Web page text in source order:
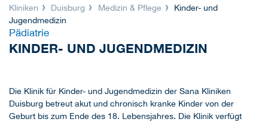
Kliniken Duisburg Medizin & Pflege
Kinder- und
Jugendmedizin
Pädiatrie
KINDER- UND JUGENDMEDIZIN
Die Klinik für Kinder- und Jugendmedizin der Sana Kliniken
Duisburg betreut akut und chronisch kranke Kinder von der
Geburt bis zum Ende des 18. Lebensjahres. Die Klinik verfügt